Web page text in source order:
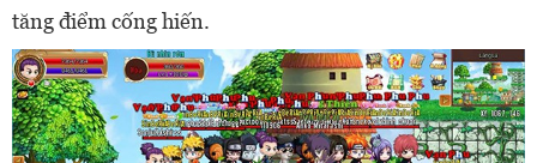
tăng điểm cống hiến.